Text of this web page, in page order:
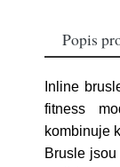
Popis
Inline
fitness
kombinuje
Brusle